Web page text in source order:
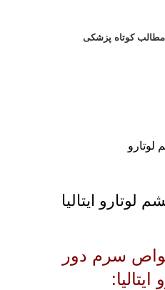
مطالب کوتاه پزشکی
ایتالیا
سرم دور
: